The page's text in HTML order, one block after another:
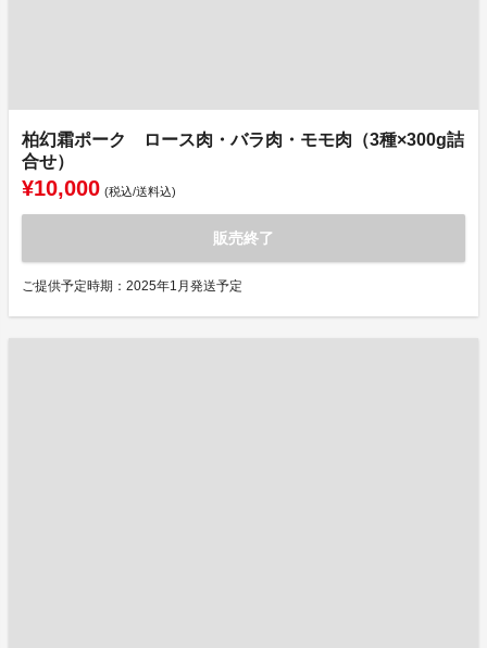
柏幻霜ポーク ロース肉・バラ肉・モモ肉（3種×300g詰
合せ）
¥10,000 (税込/送料込)
販売終了
ご提供予定時期：2025年1月発送予定